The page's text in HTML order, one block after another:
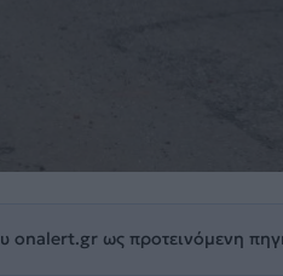
onalert.gr ως προτεινόμενη